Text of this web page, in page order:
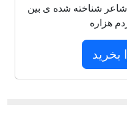
مجموعه شعر بی نظیر از 125 شاعر شناخته شده ی بین
هزاره
بخرید